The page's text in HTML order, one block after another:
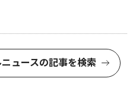
ュースの記事を検索